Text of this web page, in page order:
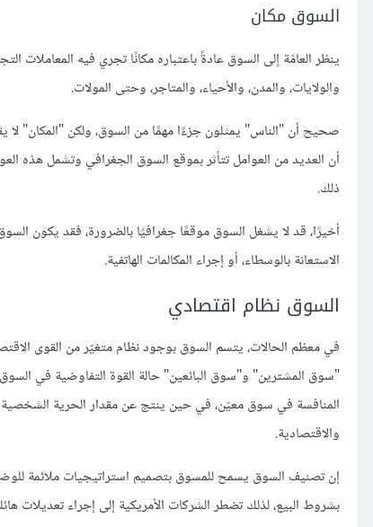
السوق مكان
ينظر العامّة إلى السوق عادةً باعتباره مكانًا تجري فيه المعاملات
والولايات، والمدن، والأحياء، والمتاجر، وحتى المولات.
صحيح أن "الناس" يمثلون جزءًا مهمًا من السوق، ولكن "المكان" لا يقل
أن العديد من العوامل تتأثر بموقع السوق الجغرافي وتشمل هذه
ذلك.
أخيرًا، قد لا يشغل السوق موقعًا جغرافيًا بالضرورة، فقد يكون
الاستعانة بالوسطاء، أو إجراء المكالمات الهاتفية.
السوق نظام اقتصادي
في معظم الحالات، يتسم السوق بوجود نظام متغيّر من القوى
"سوق المشترين" و"سوق البائعين" حالة القوة التفاوضية في
المنافسة في سوق معيّن، في حين ينتج عن مقدار الحرية الشخصية
والاقتصادية.
إن تصنيف السوق يسمح للمسوق بتصميم استراتيجيات ملائمة للوضع
بشروط البيع، لذلك تضطر الشركات الأمريكية إلى إجراء تعديلات